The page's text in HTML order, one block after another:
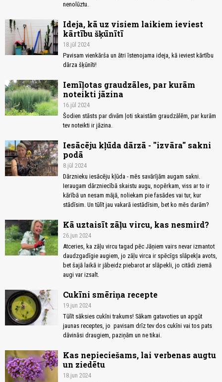
nenolūztu.
Ideja, kā uz visiem laikiem ieviest
kārtību šķūnītī
18.jūl 2024
Pavisam vienkārša un ātri īstenojama ideja, kā ieviest kārtību
dārza šķūnīti!
Iemīļotas graudzāles, par kurām
noteikti jāzina
16.jūl 2024
Šodien stāsts par divām ļoti skaistām graudzālēm, par kurām
tev noteikti ir jāzina.
Iesācēju kļūda dārzā - ''izvāra'' sakni
podā
8.jūl 2024
Dārznieku iesācēju kļūda - mēs savārījām augam sakni.
Ieraugam dārzniecībā skaistu augu, nopērkam, viss ar to ir
kārībā un nesam mājā, noliekam pie fasādes vai tur, kur
stādīsim. Un tūlīt jau vakarā iestādīsim, bet ko mēs darām?
Kā uztaisīt zāļu vircu, kas nesmird?
26.jun 2024
Atceries, ka zāļu vircu tagad pēc Jāņiem vairs nevar izmantot
daudzgadīgie augiem, jo zāļu virca ir spēcīgs slāpekļa avots,
bet šajā laikā ir jābeidz piebarot ar slāpekli, jo citādi ziemā
augi var izsalt.
Cukīni smēriņa recepte
19.jun 2024
Tūlīt sāksies cukīni trakums! Sākam gatavoties un apgūt
jaunas receptes, jo pavisam drīz tev dos cukīni vai tos pats
dāvināsi draugiem, paziņām un ne tikai.
Kas nepieciešams, lai verbenas augtu
un ziedētu
18.jun 2024